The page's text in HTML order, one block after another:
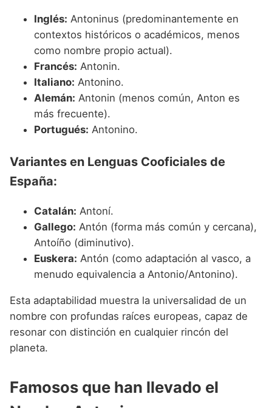
Inglés: Antoninus (predominantemente en
contextos históricos o académicos, menos
como nombre propio actual).
Francés: Antonin.
Italiano: Antonino.
Alemán: Antonin (menos común, Anton es
más frecuente).
Portugués: Antonino.
Variantes en Lenguas Cooficiales de
España:
Catalán: Antoní.
Gallego: Antón (forma más común y cercana),
Antoíño (diminutivo).
Euskera: Antón (como adaptación al vasco, a
menudo equivalencia a Antonio/Antonino).
Esta adaptabilidad muestra la universalidad de un
nombre con profundas raíces europeas, capaz de
resonar con distinción en cualquier rincón del
planeta.
Famosos que han llevado el